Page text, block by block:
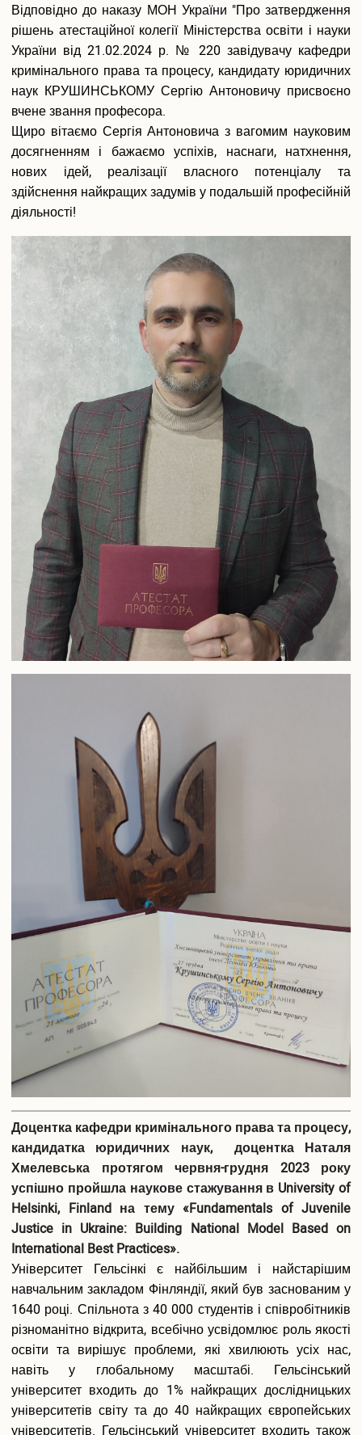
Відповідно до наказу МОН України "Про затвердження
рішень атестаційної колегії Міністерства освіти і науки
України від 21.02.2024 р. № 220 завідувачу кафедри
кримінального права та процесу, кандидату юридичних
наук КРУШИНСЬКОМУ Сергію Антоновичу присвоєно
вчене звання професора.
Щиро вітаємо Сергія Антоновича з вагомим науковим
досягненням і бажаємо успіхів, наснаги, натхнення,
нових ідей, реалізації власного потенціалу та
здійснення найкращих задумів у подальшій професійній
діяльності!
Доцентка кафедри кримінального права та процесу,
кандидатка юридичних наук, доцентка Наталя
Хмелевська протягом червня-грудня 2023 року
успішно пройшла наукове стажування в University of
Helsinki, Finland на тему «Fundamentals of Juvenile
Justice in Ukraine: Building National Model Based on
International Best Practices».
Університет Гельсінкі є найбільшим і найстарішим
навчальним закладом Фінляндії, який був заснованим у
1640 році. Спільнота з 40 000 студентів і співробітників
різноманітно відкрита, всебічно усвідомлює роль якості
освіти та вирішує проблеми, які хвилюють усіх нас,
навіть у глобальному масштабі. Гельсінський
університет входить до 1% найкращих дослідницьких
університетів світу та до 40 найкращих європейських